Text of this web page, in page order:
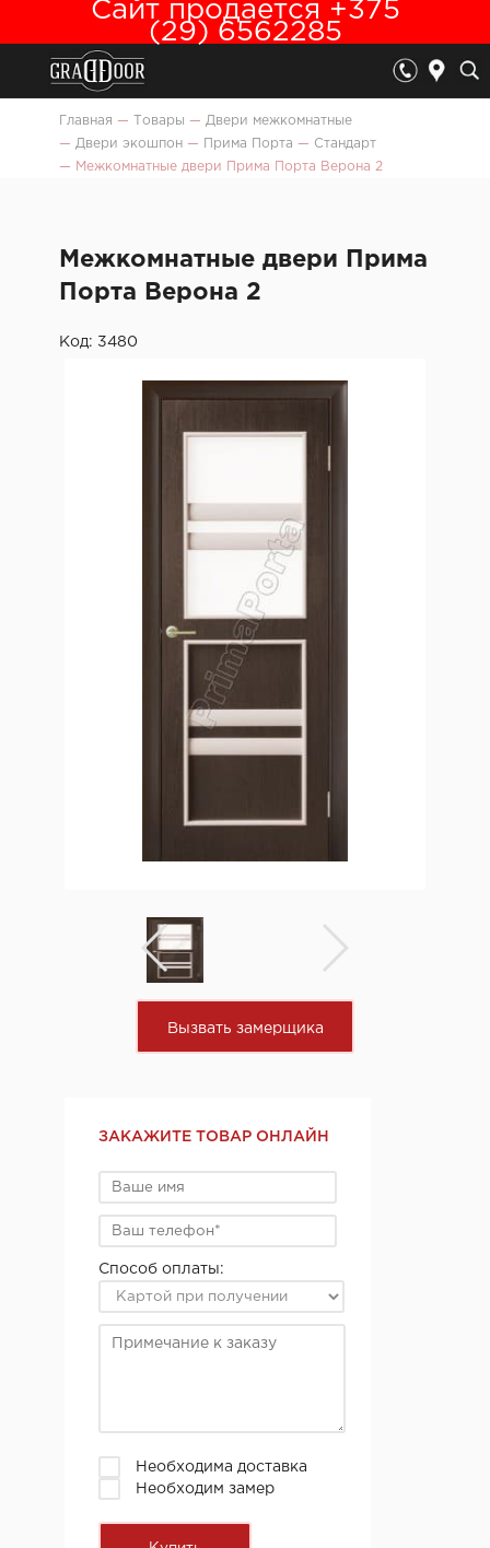
Сайт продается +375
(29) 6562285
Главная — Товары — Двери межкомнатные
— Двери экошпон — Прима Порта — Стандарт
—
Межкомнатные двери Прима Порта Верона 2
Межкомнатные двери Прима
Порта Верона 2
Код: 3480
Вызвать замерщика
ЗАКАЖИТЕ ТОВАР ОНЛАЙН
Способ оплаты:
Необходима доставка
Необходим замер